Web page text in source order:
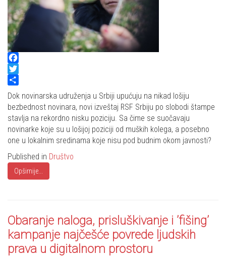
Facebook
Twitter
Share
Dok novinarska udruženja u Srbiji upućuju na nikad lošiju
bezbednost novinara, novi izveštaj RSF Srbiju po slobodi štampe
stavlja na rekordno nisku poziciju. Sa čime se suočavaju
novinarke koje su u lošijoj poziciji od muških kolega, a posebno
one u lokalnim sredinama koje nisu pod budnim okom javnosti?
Published in Društvo
Opširnije...
Obaranje naloga, prisluškivanje i ’fišing’
kampanje najčešće povrede ljudskih
prava u digitalnom prostoru